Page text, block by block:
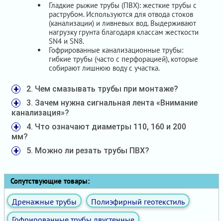
Гладкие рыжие трубы (ПВХ): жесткие трубы с
раструбом. Используются для отвода стоков
(канализации) и ливневых вод. Выдерживают
нагрузку грунта благодаря классам жесткости
SN4 и SN8.
Гофрированные канализационные трубы:
гибкие трубы (часто с перфорацией), которые
собирают лишнюю воду с участка.
2. Чем смазывать трубы при монтаже?
3. Зачем нужна сигнальная лента «Внимание
канализация»?
4. Что означают диаметры 110, 160 и 200
мм?
5. Можно ли резать трубы ПВХ?
Сопутствующие товары:
Дренажные трубы
Полиэфирный геотекстиль